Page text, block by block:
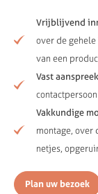
Vrijblijvend
over de
van een
Vast
Vakkundige
montage, over
netjes,
Plan uw bezoek